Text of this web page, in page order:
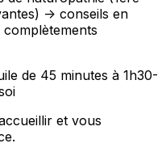
-> conseils en
de 45 minutes à 1h30-
et vous